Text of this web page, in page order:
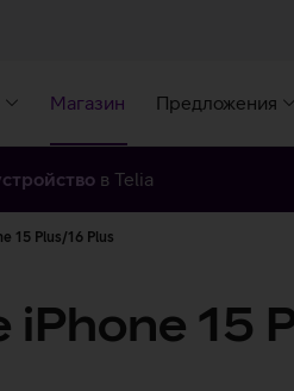
Магазин Предложения
в Telia
15 Plus/16 Plus
iPhone 15